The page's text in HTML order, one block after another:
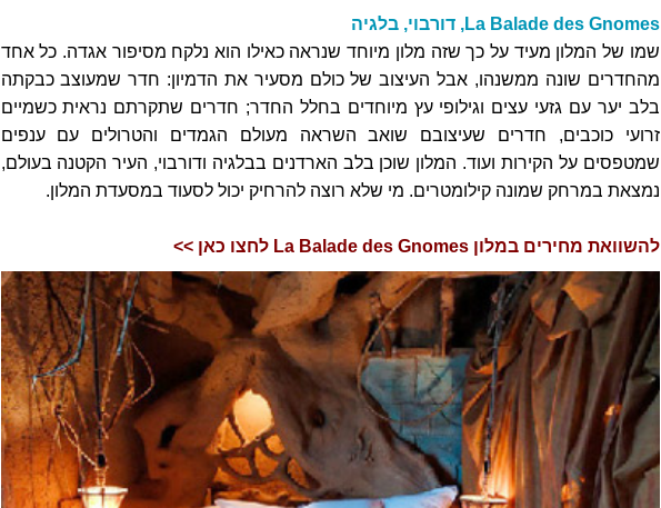
La Balade des Gnomes, דורבוי, בלגיה
שמו של המלון מעיד על כך שזה מלון מיוחד שנראה כאילו הוא נלקח מסיפור אגדה. כל אחד
מהחדרים שונה ממשנהו, אבל העיצוב של כולם מסעיר את הדמיון: חדר שמעוצב כבקתה
בלב יער עם גזעי עצים וגילופי עץ מיוחדים בחלל החדר; חדרים שתקרתם נראית כשמיים
זרועי כוכבים, חדרים שעיצובם שואב השראה מעולם הגמדים והטרולים עם ענפים
שמטפסים על הקירות ועוד. המלון שוכן בלב הארדנים בבלגיה ודורבוי, העיר הקטנה בעולם,
נמצאת במרחק שמונה קילומטרים. מי שלא רוצה להרחיק יכול לסעוד במסעדת המלון.
להשוואת מחירים במלון La Balade des Gnomes לחצו כאן >>